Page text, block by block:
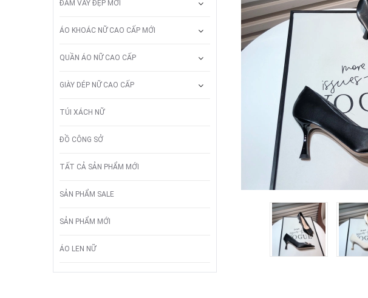
ĐẦM VÁY ĐẸP MỚI
ÁO KHOÁC NỮ CAO CẤP MỚI
QUẦN ÁO NỮ CAO CẤP
GIÀY DÉP NỮ CAO CẤP
TÚI XÁCH NỮ
ĐỒ CÔNG SỞ
TẤT CẢ SẢN PHẨM MỚI
SẢN PHẨM SALE
SẢN PHẨM MỚI
ÁO LEN NỮ